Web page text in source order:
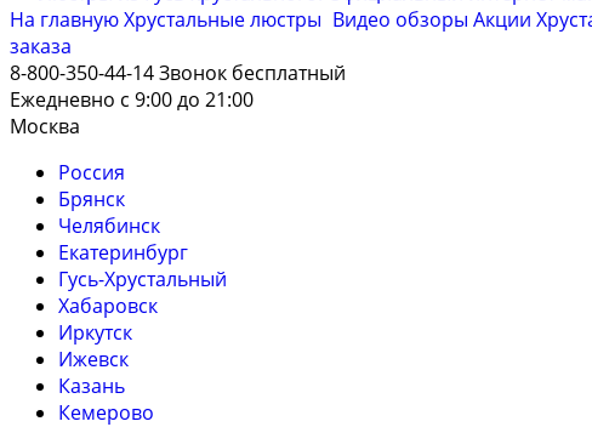
На главнуюХрустальные люстры Видео обзоры Акции
заказа
8-800-350-44-14Звонок бесплатный
Ежедневно с 9:00 до 21:00
Москва
Россия
Брянск
Челябинск
Екатеринбург
Гусь-Хрустальный
Хабаровск
Иркутск
Ижевск
Казань
Кемерово